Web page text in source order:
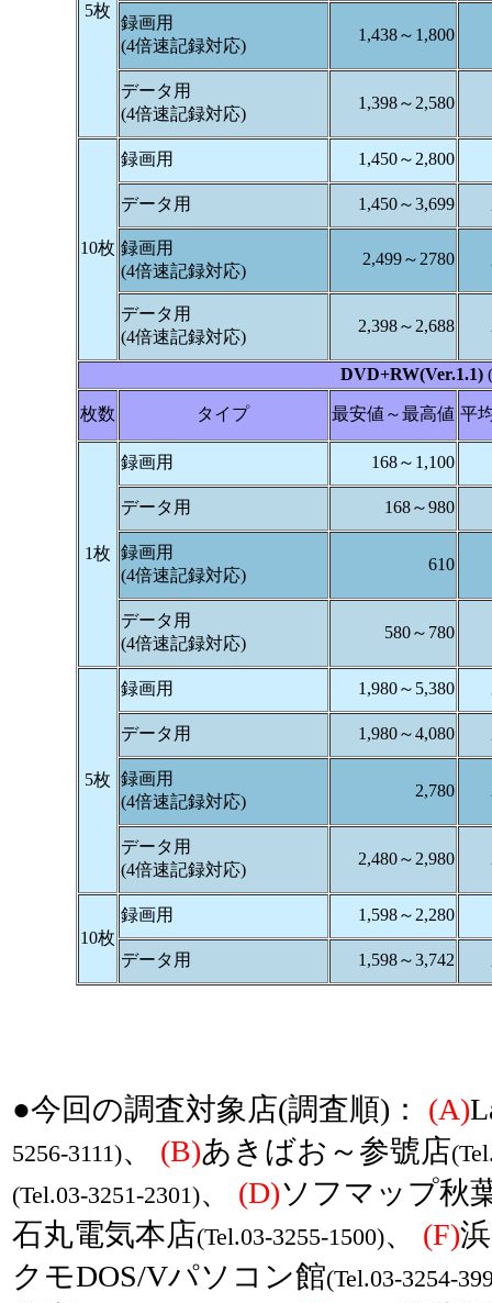
5枚
録画用
(4倍速記録対応)
1,438～1,800
データ用
(4倍速記録対応)
1,398～2,580
10枚
録画用 1,450～2,800
データ用 1,450～3,699
録画用
(4倍速記録対応)
2,499～2780
データ用
(4倍速記録対応)
2,398～2,688
DVD+RW(Ver.1.1)
枚数 タイプ 最安値～最高値 平
1枚
録画用 168～1,100
データ用 168～980
録画用
(4倍速記録対応)
610
データ用
(4倍速記録対応)
580～780
5枚
録画用 1,980～5,380
データ用 1,980～4,080
録画用
(4倍速記録対応)
2,780
データ用
(4倍速記録対応)
2,480～2,980
10枚
録画用 1,598～2,280
データ用 1,598～3,742
●今回の調査対象店(調査順)： (A)
5256-3111)、 (B)あきばお～参號店
(Tel.03-3251-2301)、 (D)ソフマップ秋
石丸電気本店(Tel.03-3255-1500)、 (F)
クモDOS/Vパソコン館(Tel.03-3254-